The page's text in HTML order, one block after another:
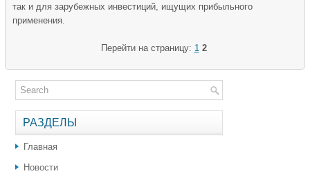
так и для зарубежных инвестиций, ищущих прибыльного
применения.
Перейти на страницу: 1 2
РАЗДЕЛЫ
Главная
Новости